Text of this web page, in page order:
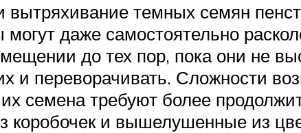
вытряхивание темных семян
даже самостоятельно
до тех пор, пока они не
и переворачивать. Сложности
семена требуют более
коробочек и вышелушенные из